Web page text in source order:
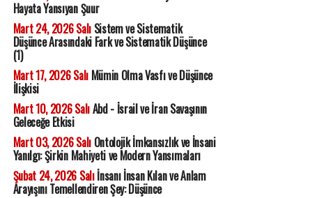
Hayata Yansıyan Şuur
Mart 24, 2026 SalıSistem ve Sistematik
Düşünce Arasındaki Fark ve Sistematik Düşünce
(1)
Mart 17, 2026 SalıMümin Olma Vasfı ve Düşünce
İlişkisi
Mart 10, 2026 SalıAbd - İsrail ve İran Savaşının
Geleceğe Etkisi
Mart 03, 2026 SalıOntolojik İmkansızlık ve İnsani
Yanılgı: Şirkin Mahiyeti ve Modern Yansımaları
Şubat 24, 2026 Salıİnsanı İnsan Kılan ve Anlam
Arayışını Temellendiren Şey: Düşünce